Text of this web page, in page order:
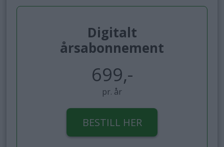
Digitalt
årsabonnement
699,-
pr. år
BESTILL HER